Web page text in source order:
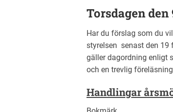
Torsdagen
Har du förslag som du
styrelsen senast den 19
gäller dagordning enligt
och en trevlig
Handlingar